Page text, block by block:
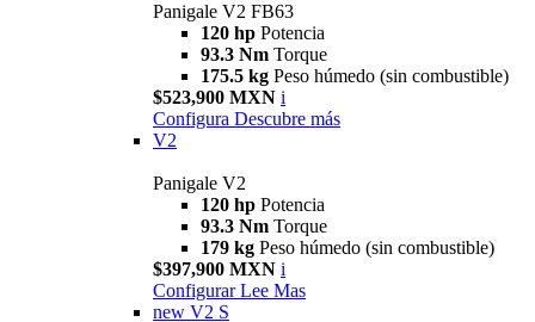
Panigale V2 FB63
120 hp Potencia
93.3 Nm Torque
175.5 kg Peso húmedo (sin combustible)
$523,900 MXN i
Configura Descubre más
V2
Panigale V2
120 hp Potencia
93.3 Nm Torque
179 kg Peso húmedo (sin combustible)
$397,900 MXN i
Configurar Lee Mas
new V2 S